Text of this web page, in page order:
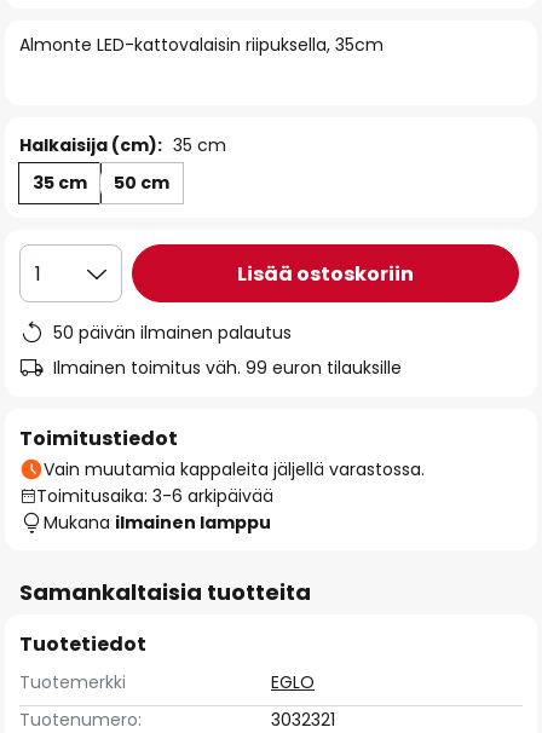
the
Almonte LED-kattovalaisin riipuksella, 35cm
Halkaisija (cm): 35 cm
35 cm
50 cm
1 Lisää ostoskoriin
50 päivän ilmainen palautus
Ilmainen toimitus väh. 99 euron tilauksille
Toimitustiedot
Vain muutamia kappaleita jäljellä varastossa.
Toimitusaika: 3-6 arkipäivää
Mukana ilmainen lamppu
Samankaltaisia tuotteita
Tuotetiedot
Tuotemerkki
EGLO
Tuotenumero:
3032321